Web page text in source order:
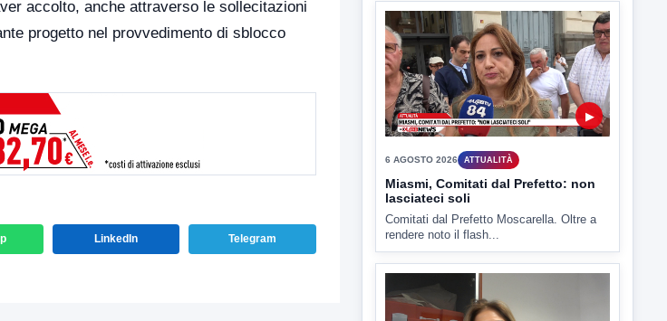
accolto, anche attraverso le sollecitazioni
progetto nel provvedimento di sblocco
LinkedIn Telegram
VIDEO ATTUALITÀ
TUTTI I VIDEO
▶
Miasmi, Comitati dal Prefetto: non
lasciateci soli
rendere noto il flash...